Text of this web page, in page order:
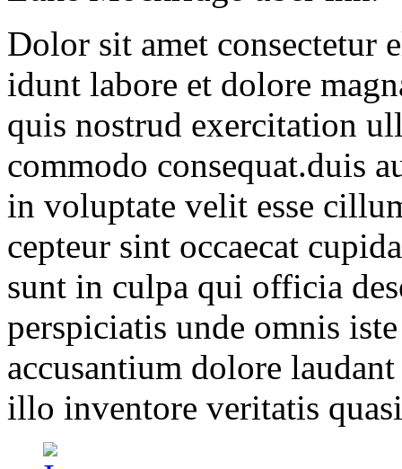
Dolor sit amet consectetur
idunt labore et dolore
quis nostrud exercitation
commodo consequat.duis
in voluptate velit esse
cepteur sint occaecat
sunt in culpa qui officia
perspiciatis unde omnis
accusantium dolore
illo inventore veritatis